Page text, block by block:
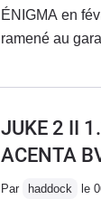
ÉNIGMA en
ramené au
j’ai toujours
qui Consomme
JUKE 2 II
ACENTA
Par haddock le